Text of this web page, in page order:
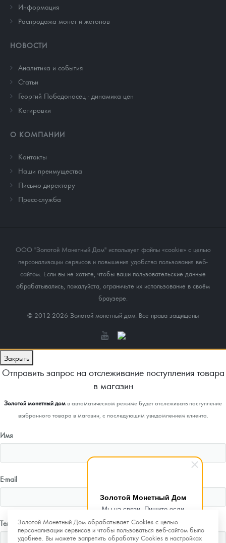
Золотой Монетный Дом
Мы на связи. Пишите если
возникнут любые вопросы.
Рады помочь.
Информация
Распродажа монет и жетонов
НОВОСТИ
Аналитика и события
Cтатьи
Георгий Победоносец - динамика цен
Котировки
О КОМПАНИИ
Контакты
Наши преимущества
Письмо директору
Пресс-служба
ООО "Золотой Монетный Дом" использует файлы «cookie» с целью
персонализации сервисов и повышения удобства пользования веб-
сайтом. Если вы не хотите, чтобы ваши пользовательские данные
обрабатывались, пожалуйста, ограничьте их использование в своём
браузере.
© 2012-2026 Золотой монетный дом. Все права защищены
Золотой Монетный Дом обрабатывает Cookies с целью
персонализации сервисов и чтобы пользоваться веб-сайтом было
удобнее. Вы можете запретить обработку Cookies в настройках
Закрыть
Отправить запрос на отслеживание поступления товара
в магазин
Золотой монетный домв автоматическом режиме будет отслеживать поступление
выбранного товара в магазин, с последующим уведомлением клиента.
Имя
E-mail
Телефон